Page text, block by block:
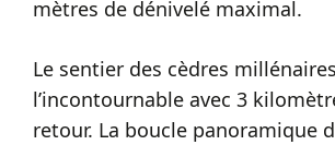
mètres de dénivelé maximal.
Le sentier des cèdres
l’incontournable avec 3
retour. La boucle panoramique